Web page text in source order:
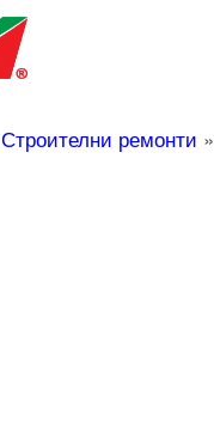
Строителни ремонти »